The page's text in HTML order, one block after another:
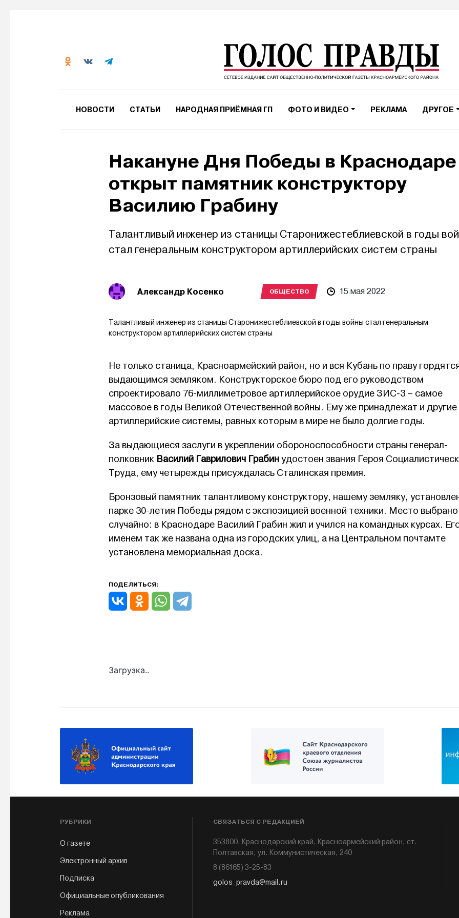
НОВОСТИ СТАТЬИ НАРОДНАЯ ПРИЁМНАЯ ГП ФОТО И ВИДЕО РЕКЛАМА ДРУГОЕ
Накануне Дня Победы в Краснодаре
открыт памятник конструктору
Василию Грабину
Талантливый инженер из станицы Старонижестеблиевской в годы
стал генеральным конструктором артиллерийских систем страны
Александр Косенко ОБЩЕСТВО 15 мая 2022
Талантливый инженер из станицы Старонижестеблиевской в годы войны стал генеральным
конструктором артиллерийских систем страны
Не только станица, Красноармейский район, но и вся Кубань по праву
выдающимся земляком. Конструкторское бюро под его руководством
спроектировало 76-миллиметровое артиллерийское орудие ЗИС-3 – самое
массовое в годы Великой Отечественной войны. Ему же принадлежат и другие
артиллерийские системы, равных которым в мире не было долгие годы.
За выдающиеся заслуги в укреплении обороноспособности страны генерал-
полковник Василий Гаврилович Грабинудостоен звания Героя
Труда, ему четырежды присуждалась Сталинская премия.
Бронзовый памятник талантливому конструктору, нашему земляку,
парке 30-летия Победы рядом с экспозицией военной техники. Место
случайно: в Краснодаре Василий Грабин жил и учился на командных курсах.
именем так же названа одна из городских улиц, а на Центральном почтамте
установлена мемориальная доска.
ПОДЕЛИТЬСЯ:
Загрузка..
РУБРИКИ
О газете
Электронный архив
Подписка
Официальные опубликования
Реклама
СВЯЗАТЬСЯ С РЕДАКЦИЕЙ
353800, Краснодарский край, Красноармейский район, ст.
Полтавская, ул. Коммунистическая, 240
8 (86165) 3-25-83
golos_pravda@mail.ru